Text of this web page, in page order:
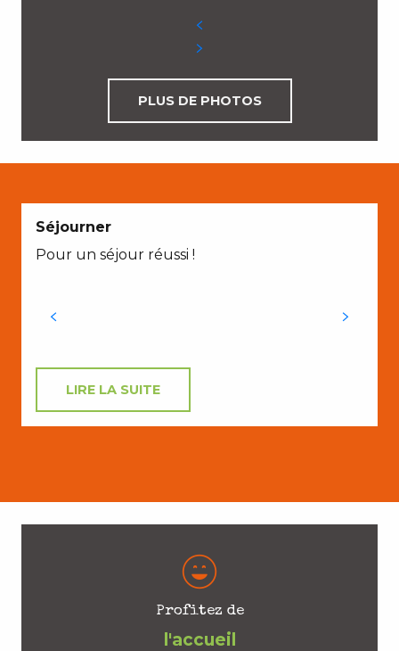
PLUS DE PHOTOS
Séjourner
Pour un séjour réussi !
LIRE LA SUITE
Profitez de
l'accueil